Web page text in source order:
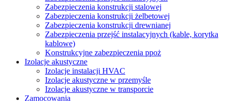
Zabezpieczenia konstrukcji stalowej
Zabezpieczenia konstrukcji żelbetowej
Zabezpieczenia konstrukcji drewnianej
Zabezpieczenia przejść instalacyjnych (kable, korytka
kablowe)
Konstrukcyjne zabezpieczenia ppoż
Izolacje akustyczne
Izolacje instalacji HVAC
Izolacje akustyczne w przemyśle
Izolacje akustyczne w transporcie
Zamocowania